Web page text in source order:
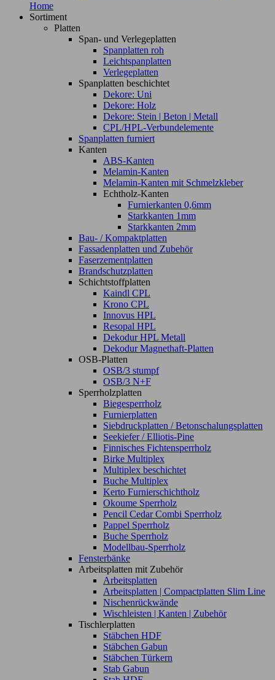
Home
Sortiment
Platten
Span- und Verlegeplatten
Spanplatten roh
Leichtspanplatten
Verlegeplatten
Spanplatten beschichtet
Dekore: Uni
Dekore: Holz
Dekore: Stein | Beton | Metall
CPL/HPL-Verbundelemente
Spanplatten furniert
Kanten
ABS-Kanten
Melamin-Kanten
Melamin-Kanten mit Schmelzkleber
Echtholz-Kanten
Furnierkanten 0,6mm
Starkkanten 1mm
Starkkanten 2mm
Bau- / Kompaktplatten
Fassadenplatten und Zubehör
Faserzementplatten
Brandschutzplatten
Schichtstoffplatten
Kaindl CPL
Krono CPL
Innovus HPL
Resopal HPL
Dekodur HPL Metall
Dekodur Magnethaft-Platten
OSB-Platten
OSB/3 stumpf
OSB/3 N+F
Sperrholzplatten
Biegesperrholz
Furnierplatten
Siebdruckplatten / Betonschalungsplatten
Seekiefer / Elliotis-Pine
Finnisches Fichtensperrholz
Birke Multiplex
Multiplex beschichtet
Buche Multiplex
Kerto Furnierschichtholz
Okoume Sperrholz
Pencil Cedar Combi Sperrholz
Pappel Sperrholz
Buche Sperrholz
Modellbau-Sperrholz
Fensterbänke
Arbeitsplatten mit Zubehör
Arbeitsplatten
Arbeitsplatten | Compactplatten Slim Line
Nischenrückwände
Wischleisten | Kanten | Zubehör
Tischlerplatten
Stäbchen HDF
Stäbchen Gabun
Stäbchen Türkern
Stab Gabun